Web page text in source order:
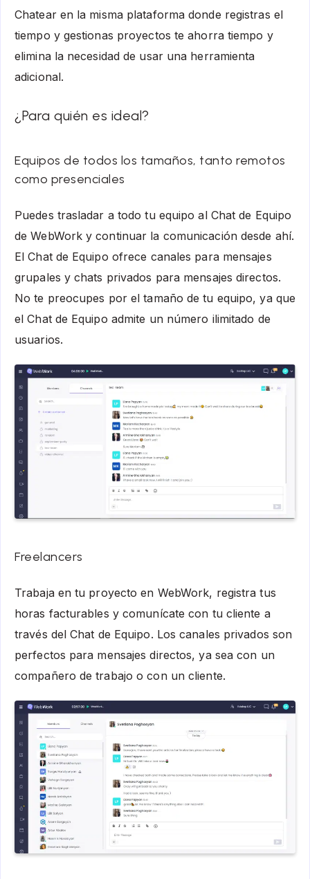
Chatear en la misma plataforma donde registras el
tiempo y gestionas proyectos te ahorra tiempo y
elimina la necesidad de usar una herramienta
adicional.
¿Para quién es ideal?
Equipos de todos los tamaños, tanto remotos
como presenciales
Puedes trasladar a todo tu equipo al Chat de Equipo
de WebWork y continuar la comunicación desde ahí.
El Chat de Equipo ofrece canales para mensajes
grupales y chats privados para mensajes directos.
No te preocupes por el tamaño de tu equipo, ya que
el Chat de Equipo admite un número ilimitado de
usuarios.
Freelancers
Trabaja en tu proyecto en WebWork, registra tus
horas facturables y comunícate con tu cliente a
través del Chat de Equipo. Los canales privados son
perfectos para mensajes directos, ya sea con un
compañero de trabajo o con un cliente.